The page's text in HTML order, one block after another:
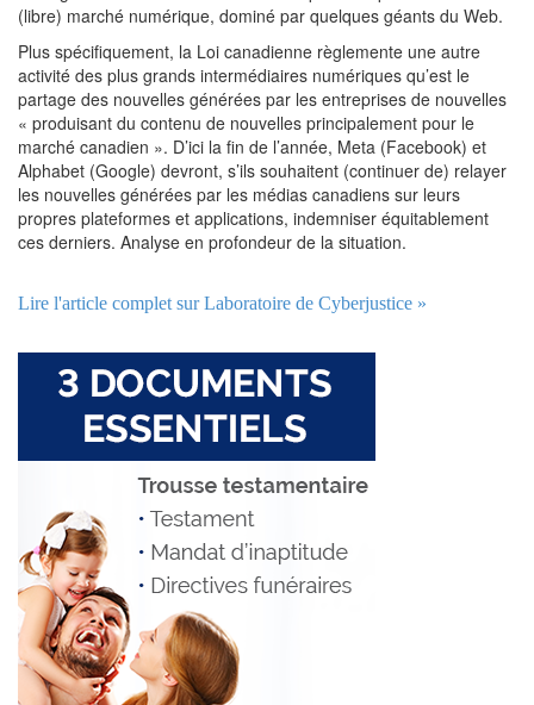
(libre) marché numérique, dominé par quelques géants du Web.
Plus spécifiquement, la Loi canadienne règlemente une autre
activité des plus grands intermédiaires numériques qu’est le
partage des nouvelles générées par les entreprises de nouvelles
« produisant du contenu de nouvelles principalement pour le
marché canadien ». D’ici la fin de l’année, Meta (Facebook) et
Alphabet (Google) devront, s’ils souhaitent (continuer de) relayer
les nouvelles générées par les médias canadiens sur leurs
propres plateformes et applications, indemniser équitablement
ces derniers. Analyse en profondeur de la situation.
Lire l'article complet sur Laboratoire de Cyberjustice »